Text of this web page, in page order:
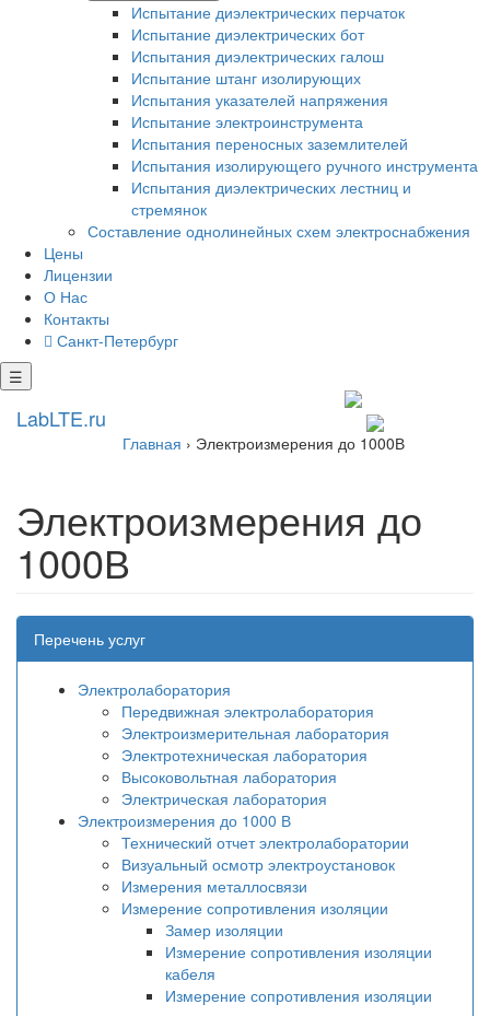
Испытание диэлектрических перчаток
Испытание диэлектрических бот
Испытания диэлектрических галош
Испытание штанг изолирующих
Испытания указателей напряжения
Испытание электроинструмента
Испытания переносных заземлителей
Испытания изолирующего ручного инструмента
Испытания диэлектрических лестниц и
стремянок
Составление однолинейных схем электроснабжения
Цены
Лицензии
О Нас
Контакты
Санкт-Петербург
☰
LabLTE.ru
Главная › Электроизмерения до 1000В
Электроизмерения до
1000В
Перечень услуг
Электролаборатория
Передвижная электролаборатория
Электроизмерительная лаборатория
Электротехническая лаборатория
Высоковольтная лаборатория
Электрическая лаборатория
Электроизмерения до 1000 В
Технический отчет электролаборатории
Визуальный осмотр электроустановок
Измерения металлосвязи
Измерение сопротивления изоляции
Замер изоляции
Измерение сопротивления изоляции
кабеля
Измерение сопротивления изоляции